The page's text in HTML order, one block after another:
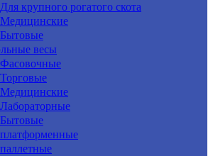
Для крупного рогатого скота
Медицинские
Бытовые
весы
Фасовочные
Торговые
Медицинские
Лабораторные
Бытовые